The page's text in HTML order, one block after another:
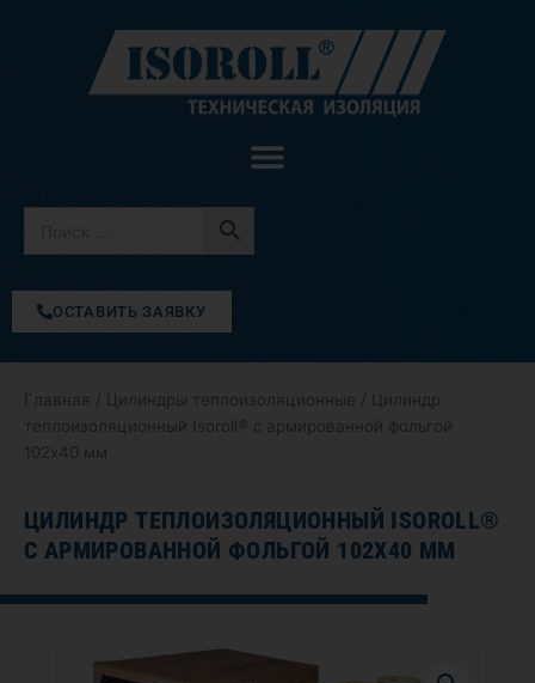
содержимому
ОСТАВИТЬ ЗАЯВКУ
Главная Цилиндры теплоизоляционные / Цилиндр
теплоизоляционный Isoroll® с армированной фольгой
102х40 мм
ЦИЛИНДР ТЕПЛОИЗОЛЯЦИОННЫЙ ISOROLL®
С АРМИРОВАННОЙ ФОЛЬГОЙ 102Х40 ММ